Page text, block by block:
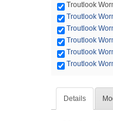
Troutlook
Troutlook
Troutlook
Troutlook
Troutlook
Troutlook
Details